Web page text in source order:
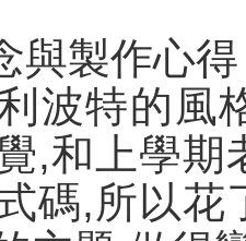
與製作心
波特的風
,和上學
碼,所以花